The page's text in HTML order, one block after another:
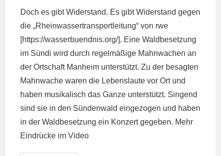
Doch es gibt Widerstand. Es gibt Widerstand gegen
die „Rheinwassertransportleitung“ von rwe
[https://wasserbuendnis.org/]. Eine Waldbesetzung
im Sündi wird durch regelmäßige Mahnwachen an
der Ortschaft Manheim unterstützt. Zu der besagten
Mahnwache waren die Lebenslaute vor Ort und
haben musikalisch das Ganze unterstützt. Singend
sind sie in den Sündenwald eingezogen und haben
in der Waldbesetzung ein Konzert gegeben. Mehr
Eindrücke im Video